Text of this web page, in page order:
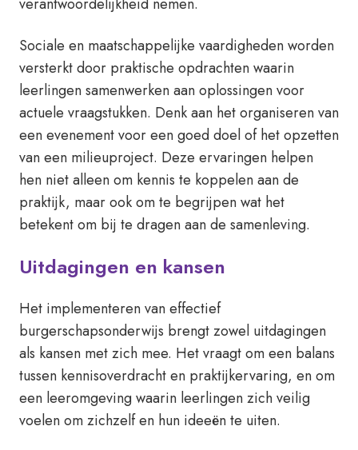
Sociale en maatschappelijke vaardigheden worden
versterkt door praktische opdrachten waarin
leerlingen samenwerken aan oplossingen voor
actuele vraagstukken. Denk aan het organiseren van
een evenement voor een goed doel of het opzetten
van een milieuproject. Deze ervaringen helpen
hen niet alleen om kennis te koppelen aan de
praktijk, maar ook om te begrijpen wat het
betekent om bij te dragen aan de samenleving.
Uitdagingen en kansen
Het implementeren van effectief
burgerschapsonderwijs brengt zowel uitdagingen
als kansen met zich mee. Het vraagt om een balans
tussen kennisoverdracht en praktijkervaring, en om
een leeromgeving waarin leerlingen zich veilig
voelen om zichzelf en hun ideeën te uiten.